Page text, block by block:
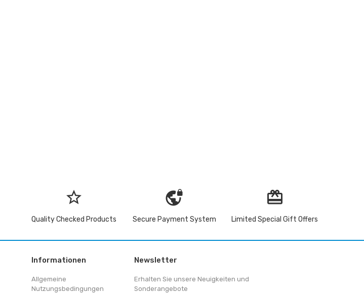
star_border
Quality Checked Products
vpn_lock
Secure Payment System
redeem
Limited Special Gift Offers
Informationen
Allgemeine
Nutzungsbedingungen
Newsletter
Erhalten Sie unsere Neuigkeiten und
Sonderangebote